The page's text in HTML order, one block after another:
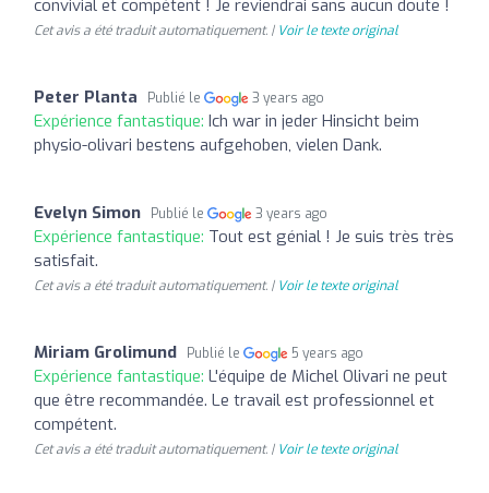
convivial et compétent ! Je reviendrai sans aucun doute !
Cet avis a été traduit automatiquement. | Voir le texte original
Peter Planta Publié le 3 years ago
Expérience fantastique: Ich war in jeder Hinsicht beim
physio-olivari bestens aufgehoben, vielen Dank.
Evelyn Simon Publié le 3 years ago
Expérience fantastique: Tout est génial ! Je suis très très
satisfait.
Cet avis a été traduit automatiquement. | Voir le texte original
Miriam Grolimund Publié le 5 years ago
Expérience fantastique: L'équipe de Michel Olivari ne peut
que être recommandée. Le travail est professionnel et
compétent.
Cet avis a été traduit automatiquement. | Voir le texte original